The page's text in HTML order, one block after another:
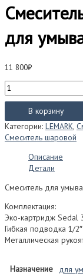
для
11 800₽
Количество
товара
Смеситель
Lemark
ATLANTISS
для
умывальника
LM3246C
В корзину
Категории: LEMARK,
Смеситель шаровой
Описание
Детали
Смеситель для
Комплектация:
Эко-картридж Sedal
Гибкая подводка 1/
Металлическая
Назначение для